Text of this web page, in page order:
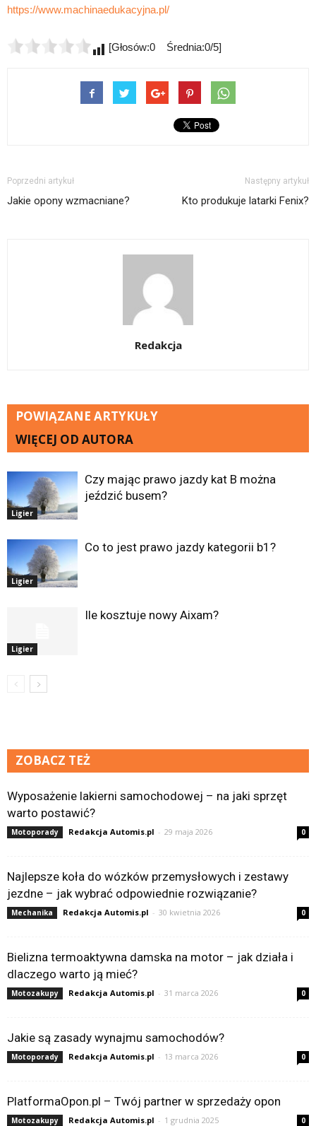
https://www.machinaedukacyjna.pl/
[Głosów:0 Średnia:0/5]
Poprzedni artykuł
Jakie opony wzmacniane?
Następny artykuł
Kto produkuje latarki Fenix?
Redakcja
POWIĄZANE ARTYKUŁY
WIĘCEJ OD AUTORA
Ligier
Czy mając prawo jazdy kat B można
jeździć busem?
Ligier
Co to jest prawo jazdy kategorii b1?
Ligier
Ile kosztuje nowy Aixam?
ZOBACZ TEŻ
Wyposażenie lakierni samochodowej – na jaki sprzęt
warto postawić?
Motoporady Redakcja Automis.pl - 29 maja 2026 0
Najlepsze koła do wózków przemysłowych i zestawy
jezdne – jak wybrać odpowiednie rozwiązanie?
Mechanika Redakcja Automis.pl - 30 kwietnia 2026 0
Bielizna termoaktywna damska na motor – jak działa i
dlaczego warto ją mieć?
Motozakupy Redakcja Automis.pl - 31 marca 2026 0
Jakie są zasady wynajmu samochodów?
Motoporady Redakcja Automis.pl - 13 marca 2026 0
PlatformaOpon.pl – Twój partner w sprzedaży opon
Motozakupy Redakcja Automis.pl - 1 grudnia 2025 0